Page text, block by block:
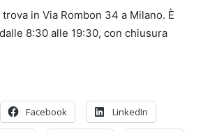
in Via Rombon 34 a Milano. È
8:30 alle 19:30, con chiusura
Facebook LinkedIn